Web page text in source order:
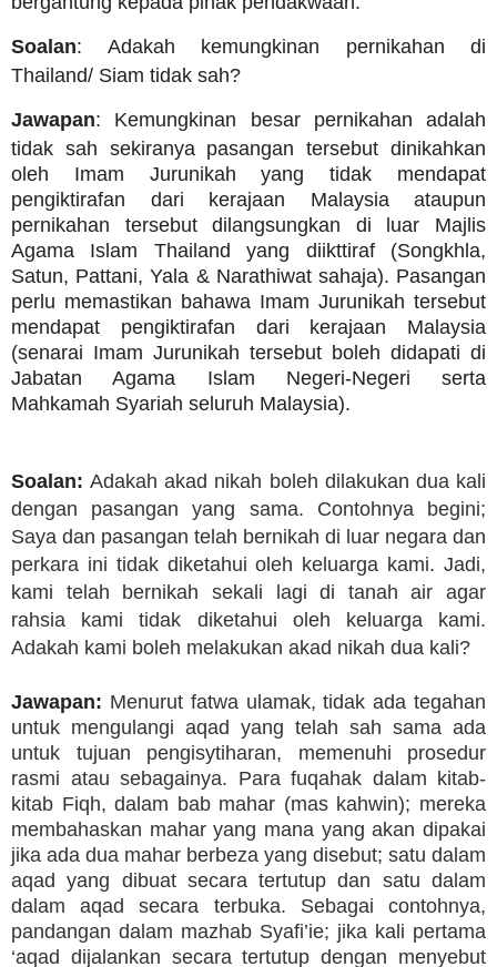
Soalan: Adakah kemungkinan pernikahan di
Thailand/ Siam tidak sah?
Jawapan: Kemungkinan besar pernikahan adalah
tidak sah sekiranya pasangan tersebut dinikahkan
oleh Imam Jurunikah yang tidak mendapat
pengiktirafan dari kerajaan Malaysia ataupun
pernikahan tersebut dilangsungkan di luar Majlis
Agama Islam Thailand yang diikttiraf (Songkhla,
Satun, Pattani, Yala & Narathiwat sahaja). Pasangan
perlu memastikan bahawa Imam Jurunikah tersebut
mendapat pengiktirafan dari kerajaan Malaysia
(senarai Imam Jurunikah tersebut boleh didapati di
Jabatan Agama Islam Negeri-Negeri serta
Mahkamah Syariah seluruh Malaysia).
Soalan: Adakah akad nikah boleh dilakukan dua kali
dengan pasangan yang sama. Contohnya begini;
Saya dan pasangan telah bernikah di luar negara dan
perkara ini tidak diketahui oleh keluarga kami. Jadi,
kami telah bernikah sekali lagi di tanah air agar
rahsia kami tidak diketahui oleh keluarga kami.
Adakah kami boleh melakukan akad nikah dua kali?
Jawapan: Menurut fatwa ulamak, tidak ada tegahan
untuk mengulangi aqad yang telah sah sama ada
untuk tujuan pengisytiharan, memenuhi prosedur
rasmi atau sebagainya. Para fuqahak dalam kitab-
kitab Fiqh, dalam bab mahar (mas kahwin); mereka
membahaskan mahar yang mana yang akan dipakai
jika ada dua mahar berbeza yang disebut; satu dalam
aqad yang dibuat secara tertutup dan satu dalam
dalam aqad secara terbuka. Sebagai contohnya,
pandangan dalam mazhab Syafi’ie; jika kali pertama
‘aqad dijalankan secara tertutup dengan menyebut